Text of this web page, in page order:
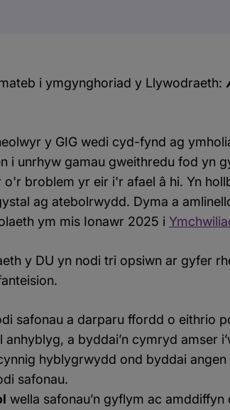
i ymgynghoriad y Llywodraeth:
y GIG wedi cyd-fynd ag
i unrhyw gamau gweithredu fod yn
broblem yr eir i'r afael â hi. Yn
ag atebolrwydd. Dyma a
ym mis Ionawr 2025 i
y DU yn nodi tri opsiwn ar gyfer
safonau a darparu ffordd o eithrio
anhyblyg, a byddai’n cymryd amser
hyblygrwydd ond byddai
safonau.
wella safonau’n gyflym ac